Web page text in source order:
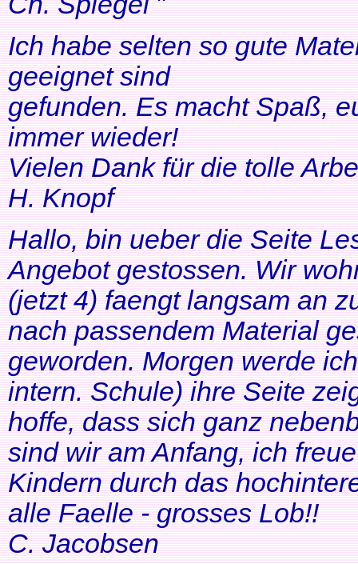
Ich habe selten so gute
geeignet sind
gefunden. Es macht Spaß,
immer wieder!
Vielen Dank für die tolle
H. Knopf
Hallo, bin ueber die Seite
Angebot gestossen. Wir
(jetzt 4) faengt langsam an
nach passendem Material
geworden. Morgen werde
intern. Schule) ihre Seite
hoffe, dass sich ganz
sind wir am Anfang, ich
Kindern durch das
alle Faelle - grosses Lob!!
C. Jacobsen